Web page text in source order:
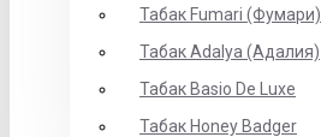
Табак Fumari (Фумари)
Табак Adalya (Адалия)
Табак Basio De Luxe
Табак Honey Badger